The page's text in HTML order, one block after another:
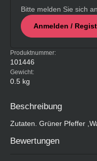
Bitte melden Sie sich
Anmelden /
Produktnummer:
101446
Gewicht:
0.5 kg
Beschreibung
Zutaten. Grüner Pfeffer
Bewertungen